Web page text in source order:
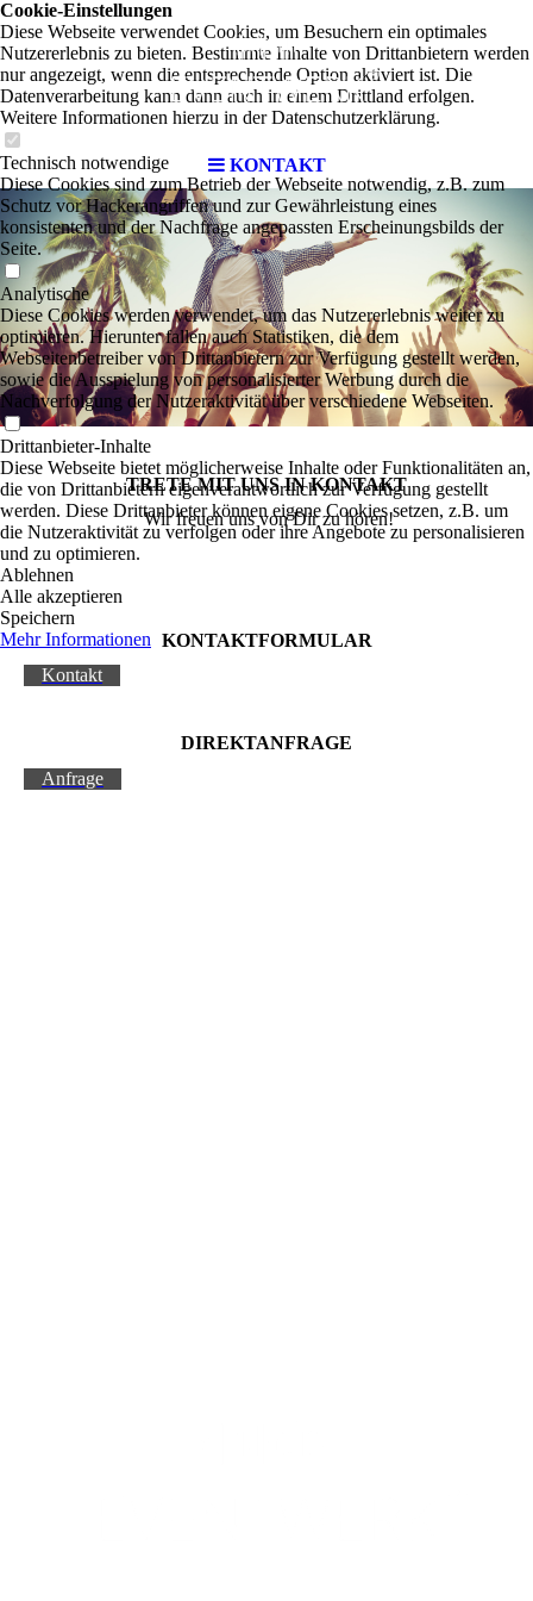
KONTAKT
TRETEMIT UNS INKONTAKT
Wir freuen uns von Dir zu hören!
KONTAKT­FORMULAR
Kontakt
DIREKTANFRAGE
Anfrage
Cookie-Einstellungen
Diese Webseite verwendet Cookies, um Besuchern ein optimales
Nutzererlebnis zu bieten. Bestimmte Inhalte von Drittanbietern werden
nur angezeigt, wenn die entsprechende Option aktiviert ist. Die
Datenverarbeitung kann dann auch in einem Drittland erfolgen.
Weitere Informationen hierzu in der Datenschutzerklärung.
Technisch notwendige
Diese Cookies sind zum Betrieb der Webseite notwendig, z.B. zum
Schutz vor Hackerangriffen und zur Gewährleistung eines
konsistenten und der Nachfrage angepassten Erscheinungsbilds der
Seite.
Analytische
Diese Cookies werden verwendet, um das Nutzererlebnis weiter zu
optimieren. Hierunter fallen auch Statistiken, die dem
Webseitenbetreiber von Drittanbietern zur Verfügung gestellt werden,
sowie die Ausspielung von personalisierter Werbung durch die
Nachverfolgung der Nutzeraktivität über verschiedene Webseiten.
Drittanbieter-Inhalte
Diese Webseite bietet möglicherweise Inhalte oder Funktionalitäten an,
die von Drittanbietern eigenverantwortlich zur Verfügung gestellt
werden. Diese Drittanbieter können eigene Cookies setzen, z.B. um
die Nutzeraktivität zu verfolgen oder ihre Angebote zu personalisieren
und zu optimieren.
Ablehnen
Alle akzeptieren
Speichern
Mehr Informationen